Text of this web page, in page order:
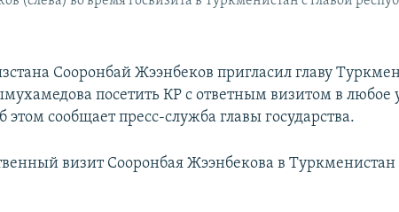
Сооронбай Жээнбеков пригласил главу
посетить КР с ответным визитом в любое
этом сообщает пресс-служба главы государства.
визит Сооронбая Жээнбекова в Туркменистан